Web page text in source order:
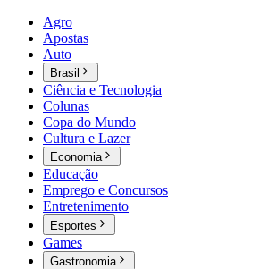
Agro
Apostas
Auto
Brasil
Ciência e Tecnologia
Colunas
Copa do Mundo
Cultura e Lazer
Economia
Educação
Emprego e Concursos
Entretenimento
Esportes
Games
Gastronomia